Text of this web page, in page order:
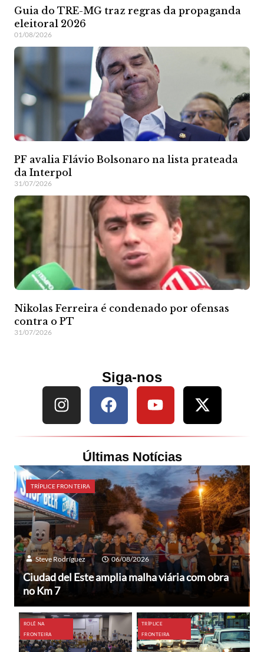
Guia do TRE-MG traz regras da propaganda
eleitoral 2026
01/08/2026
PF avalia Flávio Bolsonaro na lista prateada
da Interpol
31/07/2026
Nikolas Ferreira é condenado por ofensas
contra o PT
31/07/2026
Siga-nos
Últimas Notícias
TRÍPLICE FRONTEIRA
Steve Rodríguez 06/08/2026
Ciudad del Este amplia malha viária com obra
no Km 7
ROLÊ NA
FRONTEIRA
TRÍPLICE
FRONTEIRA